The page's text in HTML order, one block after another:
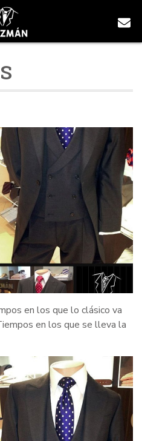
en los que lo clásico va
en los que se lleva la